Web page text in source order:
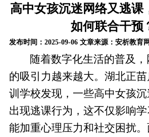
高中女孩沉迷网络又逃课
如何联合干预
发布时间：2025-09-06 文章来源：安析教育网
随着数字化生活的普及
的吸引力越来越大。湖北正
训学校发现，一些高中女孩
出现逃课行为，这不仅影响
能加重心理压力和社交困扰